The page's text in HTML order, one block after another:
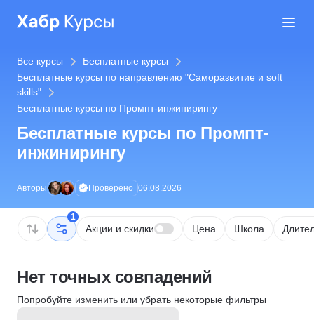
Все курсы
Бесплатные курсы
Бесплатные курсы по направлению "Саморазвитие и soft
skills"
Бесплатные курсы по Промпт-инжинирингу
Бесплатные курсы по Промпт-
инжинирингу
Авторы Проверено 06.08.2026
1
Акции и скидки Цена Школа
Нет точных совпадений
Попробуйте изменить или убрать некоторые фильтры